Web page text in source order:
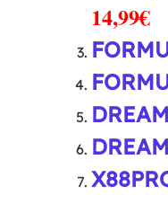
14,99€
D